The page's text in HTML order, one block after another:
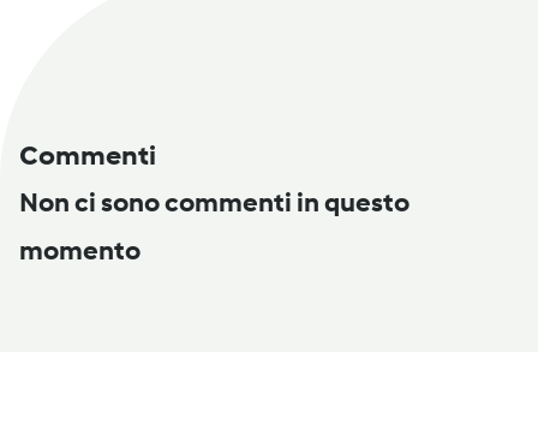
Commenti
Non ci sono commenti in questo
momento